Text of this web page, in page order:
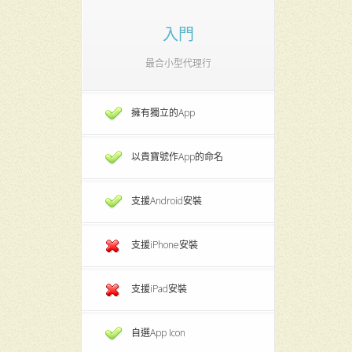
入門
最合小型代理行
擁有獨立的App
以貴寶號作App的命名
支援Android安裝
支援iPhone安裝
支援iPad安裝
自選App Icon